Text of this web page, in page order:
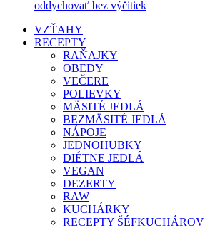
oddychovať bez výčitiek
VZŤAHY
RECEPTY
RAŇAJKY
OBEDY
VEČERE
POLIEVKY
MÄSITÉ JEDLÁ
BEZMÄSITÉ JEDLÁ
NÁPOJE
JEDNOHUBKY
DIÉTNE JEDLÁ
VEGAN
DEZERTY
RAW
KUCHÁRKY
RECEPTY ŠÉFKUCHÁROV